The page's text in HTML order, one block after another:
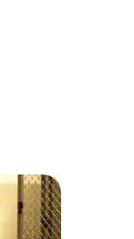
142